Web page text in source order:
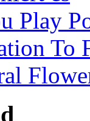
Play
To